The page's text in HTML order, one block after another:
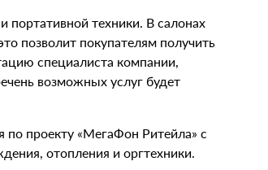
портативной техники. В салонах
позволит покупателям получить
специалиста компании,
возможных услуг будет
проекту «МегаФон Ритейла» с
отопления и оргтехники.